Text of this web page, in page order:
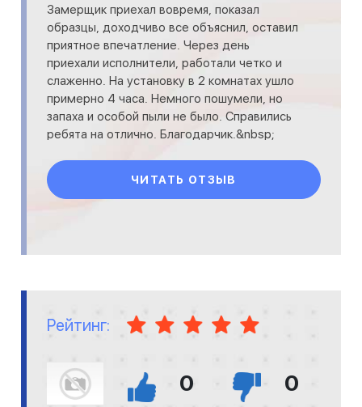
Замерщик приехал вовремя, показал
образцы, доходчиво все объяснил, оставил
приятное впечатление. Через день
приехали исполнители, работали четко и
слаженно. На установку в 2 комнатах ушло
примерно 4 часа. Немного пошумели, но
запаха и особой пыли не было. Справились
ребята на отлично. Благодарчик.&nbsp;
ЧИТАТЬ ОТЗЫВ
Рейтинг:
0 0